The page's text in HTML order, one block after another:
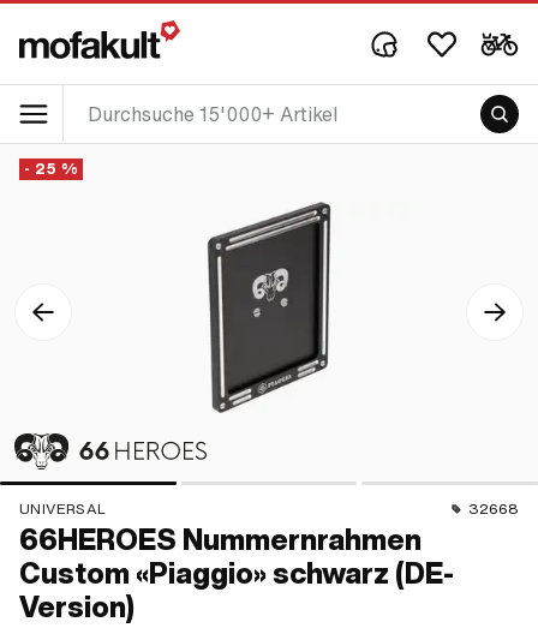
- 25 %
UNIVERSAL 32668
66HEROES Nummernrahmen
Custom «Piaggio» schwarz (DE-
Version)